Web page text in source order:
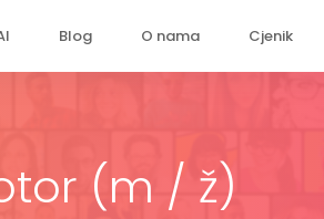
Blog O nama Cjenik
(m / ž)